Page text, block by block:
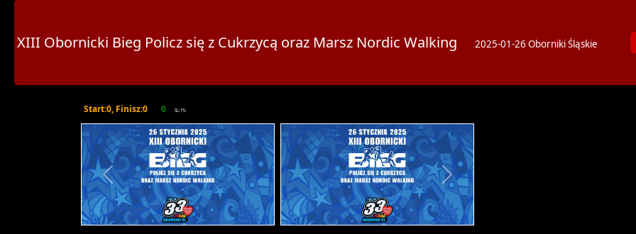
XIII Obornicki Bieg Policz się z Cukrzycą oraz Marsz Nordic Walking 2025-01-26 Oborniki Śląskie
Start:0, Finisz:0 0 SL:1%